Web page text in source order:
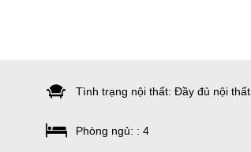
Tình trạng nội thất: Đầy đủ nội thất
Phòng ngủ: : 4